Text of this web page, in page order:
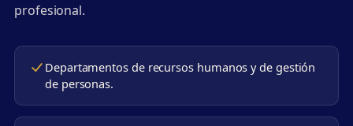
profesional.
Departamentos de recursos humanos y de gestión
de personas.